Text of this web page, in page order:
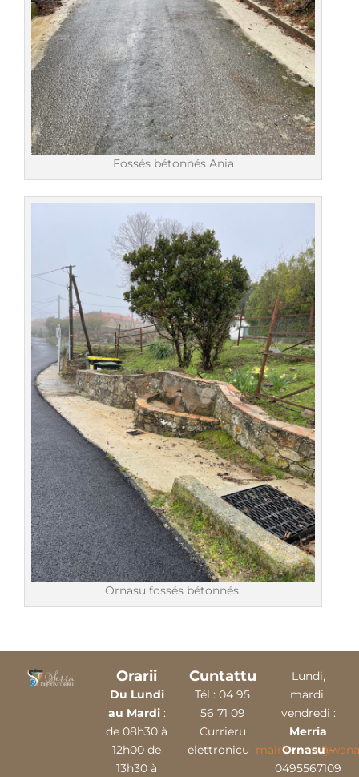
Fossés bétonnés Ania
Ornasu fossés bétonnés.
Orarii
Du Lundi
au Mardi:
de 08h30 à
12h00 de
13h30 à
Cuntattu
Tél : 04 95
56 71 09
Currieru
elettronicu
Lundi,
mardi,
vendredi :
Merria
Ornasu–
0495567109